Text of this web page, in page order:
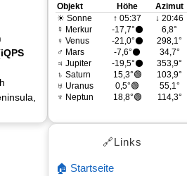
Objekt Höhe
Azimut
☀ Sonne
↑ 05:37
↓ 20:46
☿ Merkur
-17,7°⚫
6,8°
♀ Venus
-21,0°⚫
298,1°
♂ Mars
-7,6°⚫
34,7°
♃ Jupiter
-19,5°⚫
353,9°
♄ Saturn
15,3°🟢
103,9°
♅ Uranus
0,5°🟢
55,1°
♆ Neptun
18,8°🟢 114,3°
🔗Links
🏠 Startseite